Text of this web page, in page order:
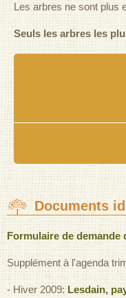
Les arbres ne sont plus
Seuls les arbres les
Documents
Formulaire de
Supplément à l'agenda
- Hiver 2009: Lesdain,